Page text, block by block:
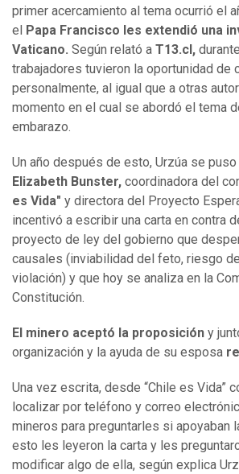
primer acercamiento al tema ocurrió el
el
Papa Francisco les extendió una
Vaticano. Según relató a T13.cl,
trabajadores tuvieron la oportunidad de
personalmente, al igual que a otras
momento en el cual se abordó el tema
embarazo.
Un año después de esto, Urzúa se
Elizabeth Bunster, coordinadora del
es Vida" y directora del Proyecto
incentivó a escribir una carta en contra
proyecto de ley del gobierno que
causales (inviabilidad del feto, riesgo
violación) y que hoy se analiza en la
Constitución.
El minero aceptó la proposición y
organización y la ayuda de su esposa
Una vez escrita, desde “Chile es Vida”
localizar por teléfono y correo
mineros para preguntarles si apoyaban
esto les leyeron la carta y les
modificar algo de ella, según explica